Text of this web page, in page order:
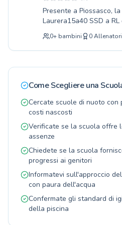
guidano ogni allievo con
progressi costanti e
stia muovendo i primi
che tu sia già un
per soddisfare ogni
Presente a Piossasco,
Laurera15a40 SSD a
acquatica completa per
lezioni sono pensate sia
avvicinano all'acqua
corsi di
anche attività di
sempre sotto la guida
appassionati. La nostra
sicuro e stimolante,
diventa un piacere.
benefici del nuoto e
in piena serenità.
0+ bambini 0Allenatori
Come Scegliere una
Cercate scuole di nuoto con
costi nascosti
Verificate se la scuola offre
assenze
Chiedete se la scuola
progressi ai genitori
Informatevi sull'approccio
con paura dell'acqua
Confermate gli standard di
della piscina